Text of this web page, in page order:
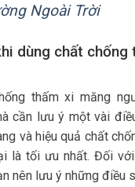
Ngoài Trời
dùng chất chống
thấm xi măng
cần lưu ý một vài
và hiệu quả chất
là tối ưu nhất. Đối
nên lưu ý những điều